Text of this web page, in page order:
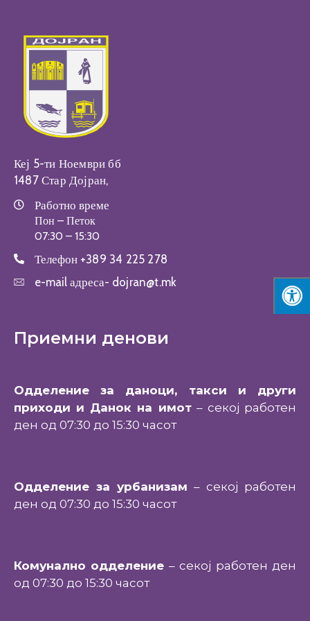
Кеј 5-ти Ноември бб
1487 Стар Дојран,
Работно време
Пон – Петок
07:30 – 15:30
Телефон +389 34 225 278
e-mail адреса- dojran@t.mk
Приемни денови
Одделение за даноци, такси и други
приходи и Данок на имот– секој работен
ден од 07:30 до 15:30 часот
Одделение за урбанизам – секој работен
ден од 07:30 до 15:30 часот
Комунално одделение – секој работен ден
од 07:30 до 15:30 часот